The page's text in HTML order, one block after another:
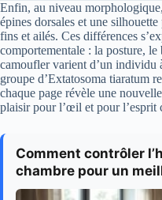
Enfin, au niveau
épines dorsales et une
fins et ailés. Ces différences
comportementale : la posture, le
camoufler varient d’un individu
groupe d’Extatosoma tiaratum
chaque page révèle une
plaisir pour l’œil et pour l’esprit
Comment contrôler
chambre pour un